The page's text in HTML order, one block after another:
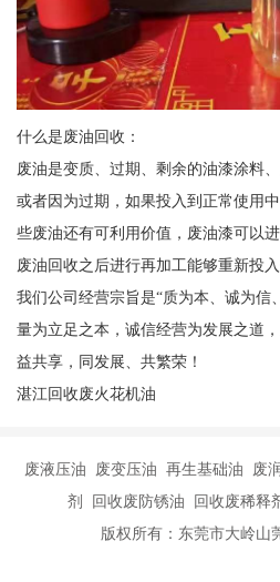
什么是废油回收：
废油是变质、过期、剩余的油漆涂料
或者因为过期，如果投入到正常使用
些废油还有可利用价值，废油漆可以
废油回收之后进行再加工能够重新投入
我们公司经营宗旨是“质为本、诚为信
量为立足之本，诚信经营为发展之道
益共享，同发展、共繁荣！
湛江回收废火花机油
废液压油 废变压油 再生基础油 废
剂 回收废防锈油 回收废稀释
版权所有：东莞市大岭山